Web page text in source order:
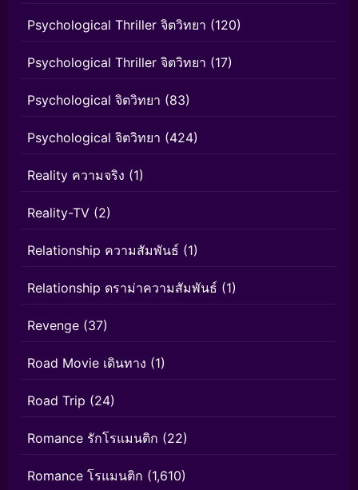
Psychological Thriller จิตวิทยา (120)
Psychological Thriller จิตวิทยา (17)
Psychological จิตวิทยา (83)
Psychological จิตวิทยา (424)
Reality ความจริง (1)
Reality-TV (2)
Relationship ความสัมพันธ์ (1)
Relationship ดราม่าความสัมพันธ์ (1)
Revenge (37)
Road Movie เดินทาง (1)
Road Trip (24)
Romance รักโรแมนติก (22)
Romance โรแมนติก (1,610)